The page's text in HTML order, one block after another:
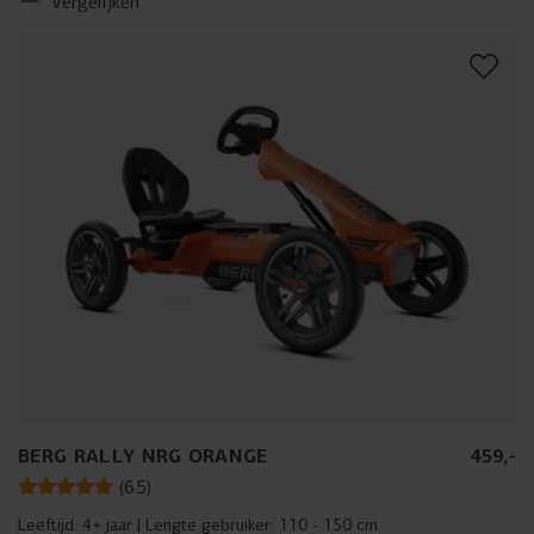
BERG RALLY NRG ORANGE 459,-
(65)
Leeftijd: 4+ jaar Lengte gebruiker: 110 - 150 cm